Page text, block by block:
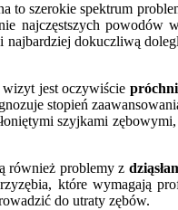
to szerokie spektrum
najczęstszych
najbardziej dokuczliwą
jest oczywiście
stopień
szyjkami
również problemy z
które wymagają
do utraty zębów.